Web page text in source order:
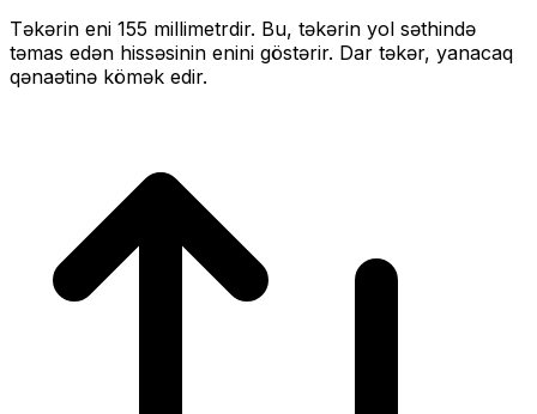
Təkərin eni 155 millimetrdir. Bu, təkərin yol səthində
təmas edən hissəsinin enini göstərir. Dar təkər, yanacaq
qənaətinə kömək edir.